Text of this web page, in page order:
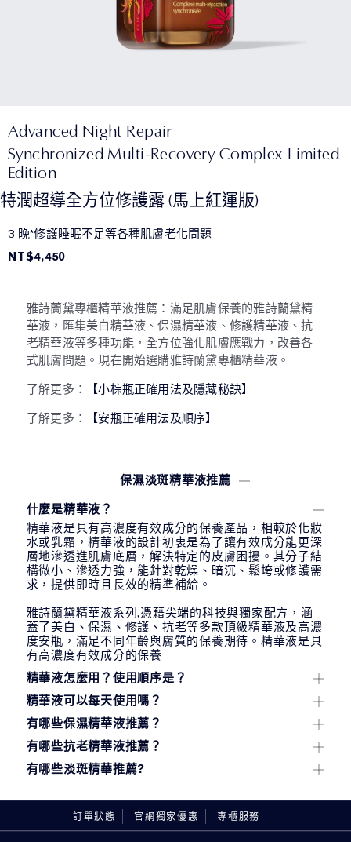
Advanced Night Repair
Synchronized Multi-Recovery Complex Limited
Edition
特潤超導全方位修護露 (馬上紅運版)
3 晚*修護睡眠不足等各種肌膚老化問題
NT$4,450
雅詩蘭黛專櫃精華液推薦：滿足肌膚保養的雅詩蘭黛精
華液，匯集美白精華液、保濕精華液、修護精華液、抗
老精華液等多種功能，全方位強化肌膚應戰力，改善各
式肌膚問題。現在開始選購雅詩蘭黛專櫃精華液。
了解更多：
【小棕瓶正確用法及隱藏秘訣】
了解更多：
【安瓶正確用法及順序】
保濕淡斑精華液推薦
什麼是精華液？
精華液是具有高濃度有效成分的保養產品，相較於化妝
水或乳霜，精華液的設計初衷是為了讓有效成分能更深
層地滲透進肌膚底層，解決特定的皮膚困擾。其分子結
構微小、滲透力強，能針對乾燥、暗沉、鬆垮或修護需
求，提供即時且長效的精準補給。
雅詩蘭黛精華液系列,憑藉尖端的科技與獨家配方，涵
蓋了美白、保濕、修護、抗老等多款頂級精華液及高濃
度安瓶，滿足不同年齡與膚質的保養期待。精華液是具
有高濃度有效成分的保養
精華液怎麼用？使用順序是？
一般建議依序為：
潔面→化妝水/導入液→精華液→乳霜
精華液在保養程序中屬於「關鍵修護」步驟，於化妝水
後使用更能提升吸收與功效。
精華液可以每天使用嗎？
大多數精華液都可每日使用，且可於早、晚保養中搭配
使用。若是含維他命C、酸類或高活性成分，則建議依
瓶身指示調整頻率。
有哪些保濕精華液推薦？
保濕精華液為肌膚快速補充並鎖住水分，維持健康、穩
定與柔嫩的膚況。其滲透力佳，能讓高效補水成分迅速
深入肌膚底層。常見的保濕成分包含玻尿酸，可吸附多
酸，能強化保水屏障、延長肌膚的含水度。長期使用，
不僅能改善乾燥、緊繃與乾紋，也能讓肌膚看起來更光
滑、透亮，呈現飽滿水潤的健康狀態。
有哪些抗老精華液推薦？
抗老精華液透過高濃度與高滲透的配方，能有效淡化細
紋、撫平肌理，恢復肌膚彈潤、強韌度與整體健康度。
更具活力的年輕狀態。常見的抗老成分包括：支持肌膚
膠原蛋白與彈力蛋白作用的胜肽，抵禦環境傷害的抗氧
化劑，強化肌膚屏障的Omega 脂肪酸等。
有哪些淡斑精華推薦?
斑點問題，透過高效成分抑制黑色素生成、淡化已形成
的斑點，並提升整體膚色的透亮度與均勻度。常見淡斑
成分包含溫和代謝老廢角質的果酸，改善痘印暗沉的杏
訂單狀態 官網獨家優惠 專櫃服務